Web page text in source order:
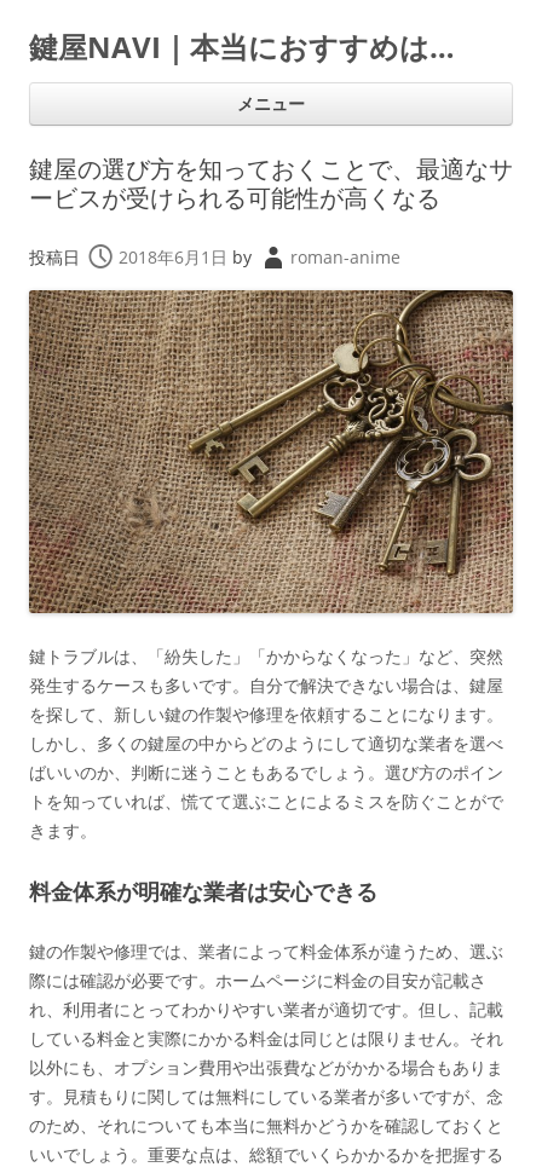
鍵屋NAVI｜本当におすすめは…
メニュー
鍵屋の選び方を知っておくことで、最適なサ
ービスが受けられる可能性が高くなる
投稿日 2018年6月1日 by roman-anime
鍵トラブルは、「紛失した」「かからなくなった」など、突然
発生するケースも多いです。自分で解決できない場合は、鍵屋
を探して、新しい鍵の作製や修理を依頼することになります。
しかし、多くの鍵屋の中からどのようにして適切な業者を選べ
ばいいのか、判断に迷うこともあるでしょう。選び方のポイン
トを知っていれば、慌てて選ぶことによるミスを防ぐことがで
きます。
料金体系が明確な業者は安心できる
鍵の作製や修理では、業者によって料金体系が違うため、選ぶ
際には確認が必要です。ホームページに料金の目安が記載さ
れ、利用者にとってわかりやすい業者が適切です。但し、記載
している料金と実際にかかる料金は同じとは限りません。それ
以外にも、オプション費用や出張費などがかかる場合もありま
す。見積もりに関しては無料にしている業者が多いですが、念
のため、それについても本当に無料かどうかを確認しておくと
いいでしょう。重要な点は、総額でいくらかかるかを把握する